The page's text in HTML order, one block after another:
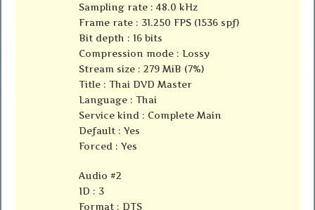
Sampling rate : 48.0 kHz
Frame rate : 31.250 FPS (1536 spf)
Bit depth : 16 bits
Compression mode : Lossy
Stream size : 279 MiB (7%)
Title : Thai DVD Master
Language : Thai
Service kind : Complete Main
Default : Yes
Forced : Yes
Audio #2
ID : 3
Format : DTS